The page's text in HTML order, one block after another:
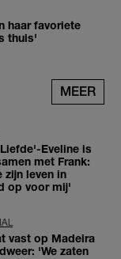
haar favoriete
thuis'
MEER
Eveline is
met Frank:
zijn leven in
op voor mij'
vast op Madeira
'We zaten